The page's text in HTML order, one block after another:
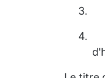
3.
4.